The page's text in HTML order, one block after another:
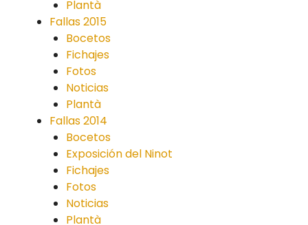
Plantà
Fallas 2015
Bocetos
Fichajes
Fotos
Noticias
Plantà
Fallas 2014
Bocetos
Exposición del Ninot
Fichajes
Fotos
Noticias
Plantà